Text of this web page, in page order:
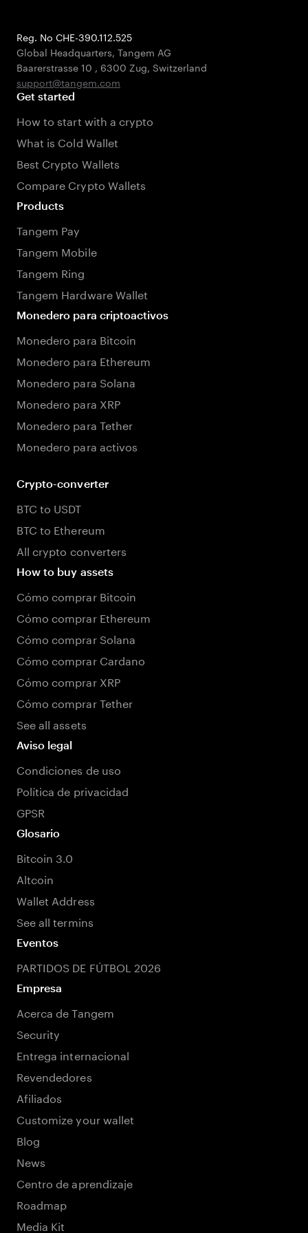
Reg. No CHE-390.112.525
Global Headquarters, Tangem AG
Baarerstrasse 10 , 6300 Zug, Switzerland
support@tangem.com
Get started
How to start with a crypto
What is Cold Wallet
Best Crypto Wallets
Compare Crypto Wallets
Products
Tangem Pay
Tangem Mobile
Tangem Ring
Tangem Hardware Wallet
Monedero para criptoactivos
Monedero para Bitcoin
Monedero para Ethereum
Monedero para Solana
Monedero para XRP
Monedero para Tether
Monedero para activos
Crypto-converter
BTC to USDT
BTC to Ethereum
All crypto converters
How to buy assets
Cómo comprar Bitcoin
Cómo comprar Ethereum
Cómo comprar Solana
Cómo comprar Cardano
Cómo comprar XRP
Cómo comprar Tether
See all assets
Aviso legal
Condiciones de uso
Política de privacidad
GPSR
Glosario
Bitcoin 3.0
Altcoin
Wallet Address
See all termins
Eventos
PARTIDOS DE FÚTBOL 2026
Empresa
Acerca de Tangem
Security
Entrega internacional
Revendedores
Afiliados
Customize your wallet
Blog
News
Centro de aprendizaje
Roadmap
Media Kit